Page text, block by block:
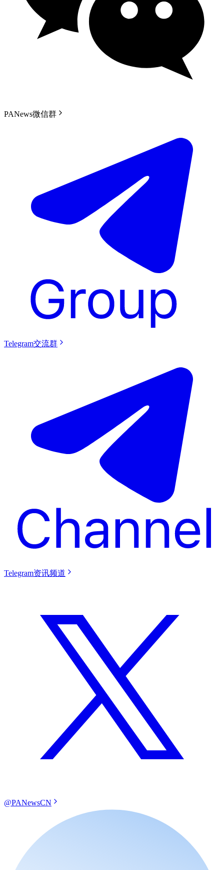
PANews微信群
Telegram交流群
Telegram资讯频道
@PANewsCN